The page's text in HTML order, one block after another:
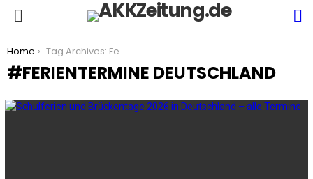
You are here:
Home Tag Archives: Ferientermine Deutschland
FERIENTERMINE DEUTSCHLAND